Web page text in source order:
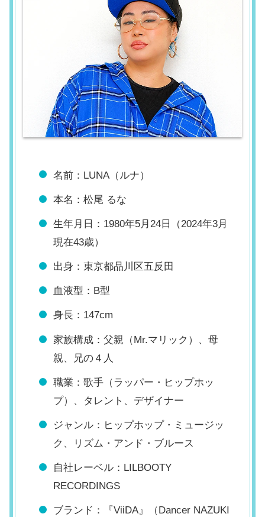
名前：LUNA（ルナ）
本名：松尾 るな
生年月日：1980年5月24日（2024年3月
現在43歳）
出身：東京都品川区五反田
血液型：B型
身長：147cm
家族構成：父親（Mr.マリック）、母
親、兄の４人
職業：歌手（ラッパー・ヒップホッ
プ）、タレント、デザイナー
ジャンル：ヒップホップ・ミュージッ
ク、リズム・アンド・ブルース
自社レーベル：LILBOOTY
RECORDINGS
ブランド：『ViiDA』（Dancer NAZUKI